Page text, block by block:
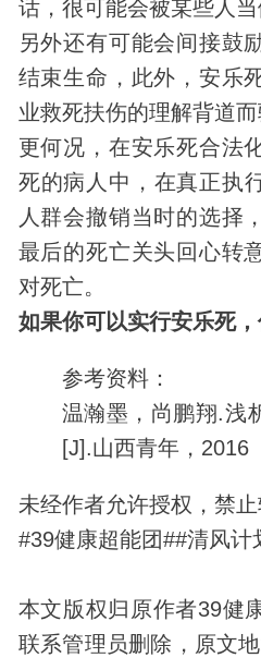
话，很可能会被某些人当
另外还有可能会间接鼓
结束生命，此外，安乐
业救死扶伤的理解背道而
更何况，在安乐死合法
死的病人中，在真正执
人群会撤销当时的选择
最后的死亡关头回心转
对死亡。
如果你可以实行安乐死
参考资料：
温瀚墨，尚鹏翔.浅
[J].山西青年，2016
未经作者允许授权，禁
#39健康超能团##清风计
本文版权归原作者39健
联系管理员删除，原文